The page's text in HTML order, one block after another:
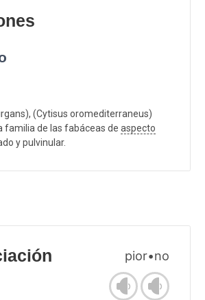
(Cytisus oromediterraneus)
familia de las fabáceas de aspecto
y pulvinular.
pior•no